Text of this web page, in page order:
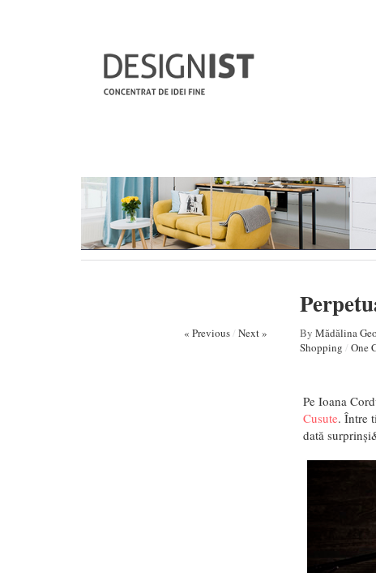
« Previous/ Next » By Mădălina
Shopping / One
Pe Ioana
Cusute. Între
dată